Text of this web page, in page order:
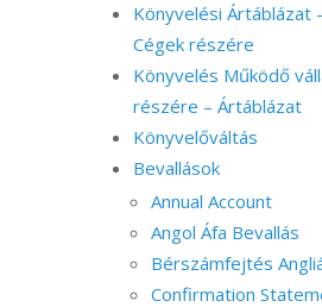
Könyvelési Ártáblázat
Cégek részére
Könyvelés Működő
részére – Ártáblázat
Könyvelőváltás
Bevallások
Annual Account
Angol Áfa Bevallás
Bérszámfejtés
Confirmation